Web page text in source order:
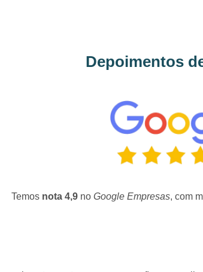
Depoimentos
Temos nota 4,9 no Google Empresas, com